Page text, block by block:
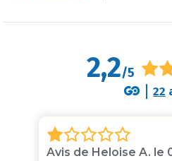
2,2/5
22
Avis de Heloise A. le